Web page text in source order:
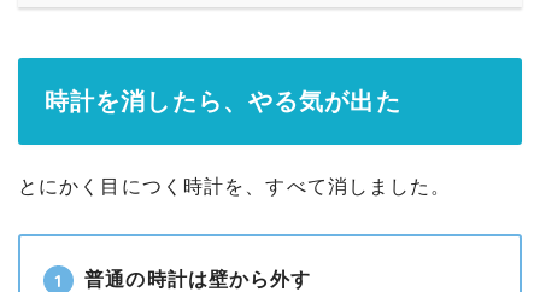
時計を消したら、やる気が出た
とにかく目につく時計を、すべて消しました。
普通の時計は壁から外す